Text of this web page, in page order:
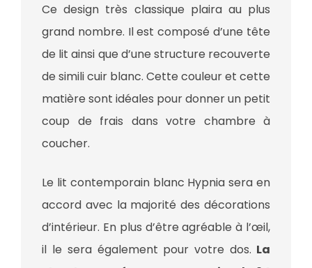
Ce design très classique plaira au plus
grand nombre. Il est composé d’une tête
de lit ainsi que d’une structure recouverte
de simili cuir blanc. Cette couleur et cette
matière sont idéales pour donner un petit
coup de frais dans votre chambre à
coucher.
Le lit contemporain blanc Hypnia sera en
accord avec la majorité des décorations
d’intérieur. En plus d’être agréable à l’œil,
il le sera également pour votre dos. La